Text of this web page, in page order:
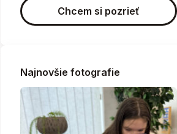
Chcem si pozrieť
Najnovšie fotografie